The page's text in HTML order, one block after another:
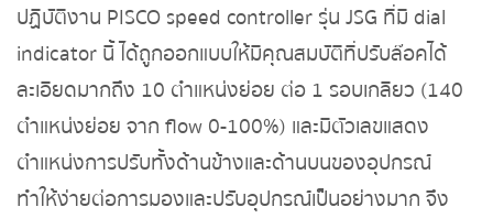
ปฏิบัติงาน PISCO speed controller รุ่น JSG ที่มี dial
indicator นี้ ได้ถูกออกแบบให้มีคุณสมบัติที่ปรับล๊อคได้
ละเอียดมากถึง 10 ตำแหน่งย่อย ต่อ 1 รอบเกลียว (140
ตำแหน่งย่อย จาก flow 0-100%) และมีตัวเลขแสดง
ตำแหน่งการปรับทั้งด้านข้างและด้านบนของอุปกรณ์
ทำให้ง่ายต่อการมองและปรับอุปกรณ์เป็นอย่างมาก จึง